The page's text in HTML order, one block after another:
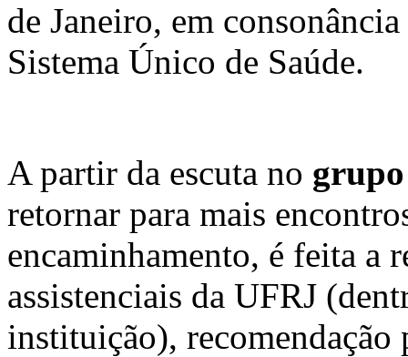
de Janeiro, em
Sistema Único de Saúde.
A partir da escuta no grupo
retornar para mais
encaminhamento, é feita a
assistenciais da UFRJ
instituição), recomendação